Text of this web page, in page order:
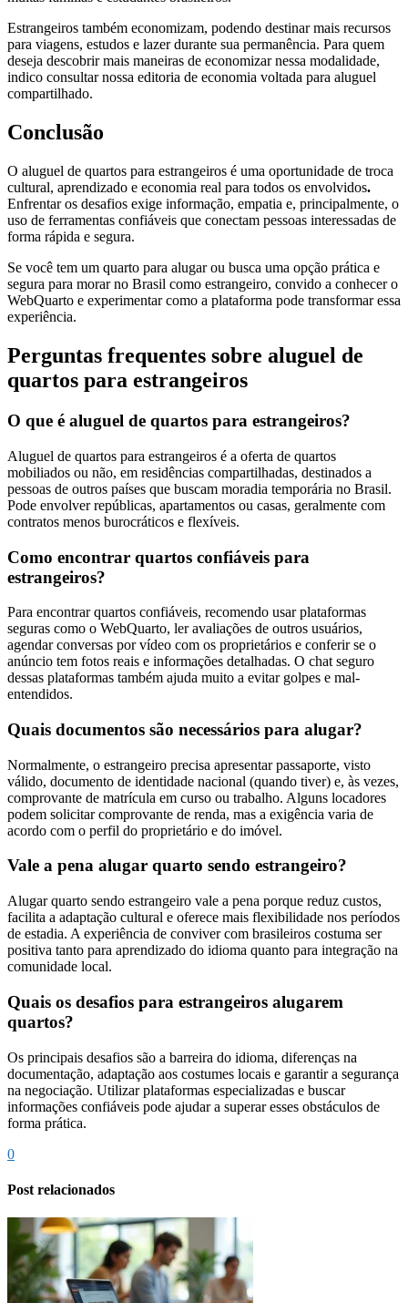
Estrangeiros também economizam, podendo destinar mais recursos
para viagens, estudos e lazer durante sua permanência. Para quem
deseja descobrir mais maneiras de economizar nessa modalidade,
indico consultar nossa editoria de economia voltada para aluguel
compartilhado.
Conclusão
O aluguel de quartos para estrangeiros é uma oportunidade de troca
cultural, aprendizado e economia real para todos os envolvidos.
Enfrentar os desafios exige informação, empatia e, principalmente, o
uso de ferramentas confiáveis que conectam pessoas interessadas de
forma rápida e segura.
Se você tem um quarto para alugar ou busca uma opção prática e
segura para morar no Brasil como estrangeiro, convido a conhecer o
WebQuarto e experimentar como a plataforma pode transformar essa
experiência.
Perguntas frequentes sobre aluguel de
quartos para estrangeiros
O que é aluguel de quartos para estrangeiros?
Aluguel de quartos para estrangeiros é a oferta de quartos
mobiliados ou não, em residências compartilhadas, destinados a
pessoas de outros países que buscam moradia temporária no Brasil.
Pode envolver repúblicas, apartamentos ou casas, geralmente com
contratos menos burocráticos e flexíveis.
Como encontrar quartos confiáveis para
estrangeiros?
Para encontrar quartos confiáveis, recomendo usar plataformas
seguras como o WebQuarto, ler avaliações de outros usuários,
agendar conversas por vídeo com os proprietários e conferir se o
anúncio tem fotos reais e informações detalhadas. O chat seguro
dessas plataformas também ajuda muito a evitar golpes e mal-
entendidos.
Quais documentos são necessários para alugar?
Normalmente, o estrangeiro precisa apresentar passaporte, visto
válido, documento de identidade nacional (quando tiver) e, às vezes,
comprovante de matrícula em curso ou trabalho. Alguns locadores
podem solicitar comprovante de renda, mas a exigência varia de
acordo com o perfil do proprietário e do imóvel.
Vale a pena alugar quarto sendo estrangeiro?
Alugar quarto sendo estrangeiro vale a pena porque reduz custos,
facilita a adaptação cultural e oferece mais flexibilidade nos períodos
de estadia. A experiência de conviver com brasileiros costuma ser
positiva tanto para aprendizado do idioma quanto para integração na
comunidade local.
Quais os desafios para estrangeiros alugarem
quartos?
Os principais desafios são a barreira do idioma, diferenças na
documentação, adaptação aos costumes locais e garantir a segurança
na negociação. Utilizar plataformas especializadas e buscar
informações confiáveis pode ajudar a superar esses obstáculos de
forma prática.
0
Post relacionados